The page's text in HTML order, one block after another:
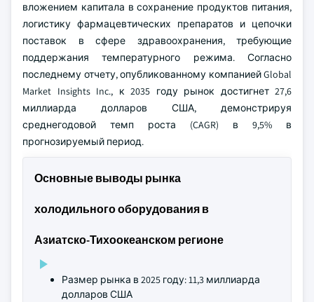
вложением капитала в сохранение продуктов питания,
логистику фармацевтических препаратов и цепочки
поставок в сфере здравоохранения, требующие
поддержания температурного режима. Согласно
последнему отчету, опубликованному компанией Global
Market Insights Inc., к 2035 году рынок достигнет 27,6
миллиарда долларов США, демонстрируя
среднегодовой темп роста (CAGR) в 9,5% в
прогнозируемый период.
Основные выводы рынка
холодильного оборудования в
Азиатско-Тихоокеанском регионе
Размер рынка в 2025 году: 11,3 миллиарда
долларов США